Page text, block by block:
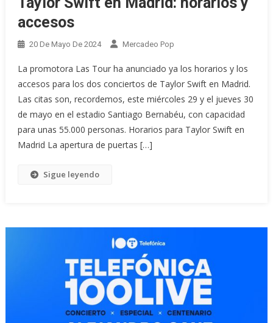
accesos
20 De Mayo De 2024 Mercadeo Pop
La promotora Las Tour ha anunciado ya los horarios y los
accesos para los dos conciertos de Taylor Swift en Madrid.
Las citas son, recordemos, este miércoles 29 y el jueves 30
de mayo en el estadio Santiago Bernabéu, con capacidad
para unas 55.000 personas. Horarios para Taylor Swift en
Madrid La apertura de puertas […]
Sigue leyendo